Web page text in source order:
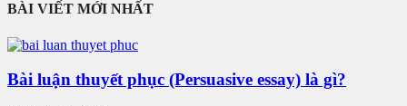
BÀI VIẾT MỚI NHẤT
Bài luận thuyết phục (Persuasive essay) là gì?